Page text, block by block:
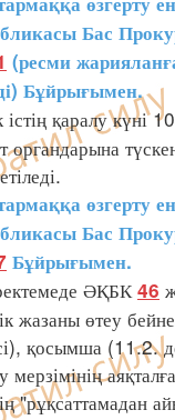
Бас
(ресми
) Бұйрығымен.
қаралу күні
органдарына
өзгерту
Бас
Бұйрығымен.
ӘҚБК46
жазаны өтеу
қосымша (11.2.
мерзімінің